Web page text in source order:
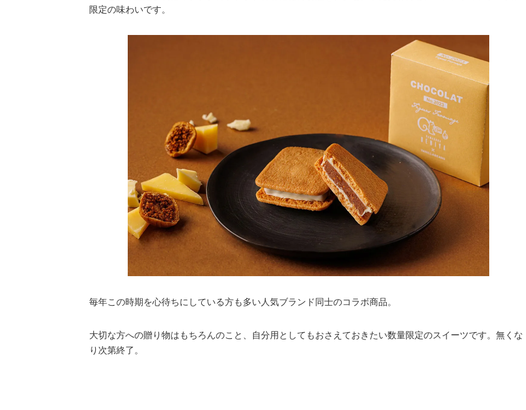
限定の味わいです。
毎年この時期を心待ちにしている方も多い人気ブランド同士のコラボ商品。
大切な方への贈り物はもちろんのこと、自分用としてもおさえておきたい数量限定のスイーツです。無くな
り次第終了。